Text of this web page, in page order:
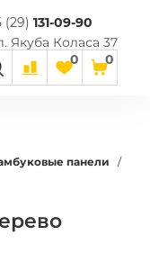
(29) 131-09-90
Якуба Коласа 37
0
0
панели
/